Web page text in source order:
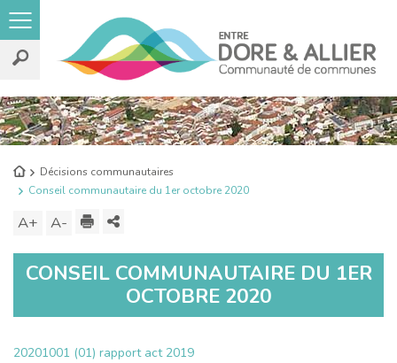
Rechercher
sur
le
site
Retour
à
Décisions communautaires
Conseil communautaire du 1er octobre 2020
A+ Augmenter
taille
texte
A- Diminuer
taille
texte
Imprimer
contenu
CONSEIL COMMUNAUTAIRE DU 1ER
OCTOBRE 2020
20201001 (01) rapport act 2019